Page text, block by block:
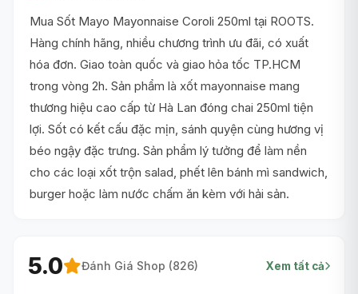
Mua Sốt Mayo Mayonnaise Coroli 250ml tại ROOTS.
Hàng chính hãng, nhiều chương trình ưu đãi, có xuất
hóa đơn. Giao toàn quốc và giao hỏa tốc TP.HCM
trong vòng 2h. Sản phẩm là xốt mayonnaise mang
thương hiệu cao cấp từ Hà Lan đóng chai 250ml tiện
lợi. Sốt có kết cấu đặc mịn, sánh quyện cùng hương vị
béo ngậy đặc trưng. Sản phẩm lý tưởng để làm nền
cho các loại xốt trộn salad, phết lên bánh mì sandwich,
burger hoặc làm nước chấm ăn kèm với hải sản.
5.0 Đánh Giá Shop (826) Xem tất cả